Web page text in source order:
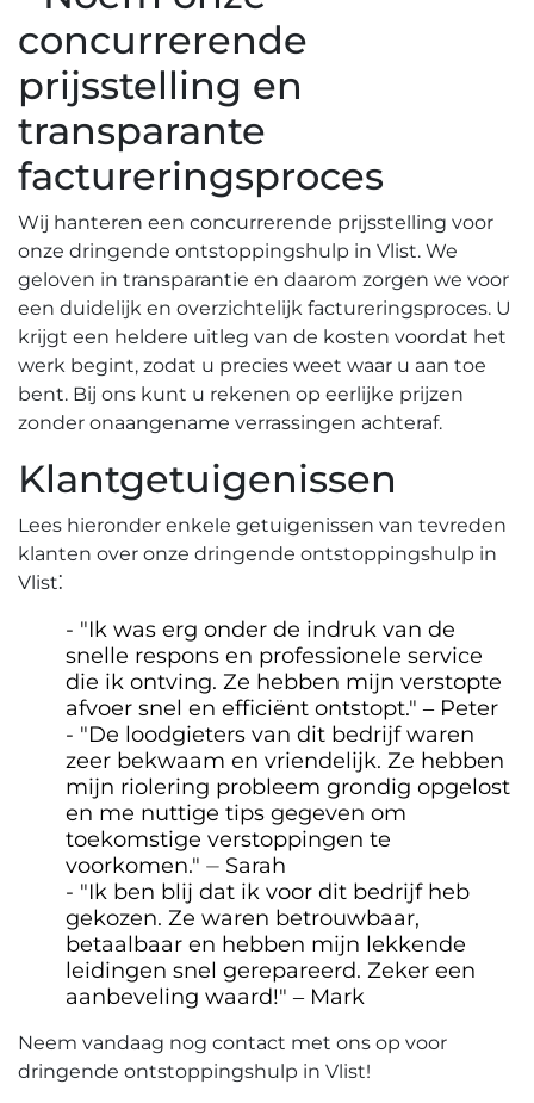
concurrerende
prijsstelling en
transparante
factureringsproces
Wij hanteren een concurrerende prijsstelling voor
onze dringende ontstoppingshulp in Vlist.​ We
geloven in transparantie en daarom zorgen we voor
een duidelijk en overzichtelijk factureringsproces.​ U
krijgt een heldere uitleg van de kosten voordat het
werk begint, zodat u precies weet waar u aan toe
bent.​ Bij ons kunt u rekenen op eerlijke prijzen
zonder onaangename verrassingen achteraf.​
Klantgetuigenissen
Lees hieronder enkele getuigenissen van tevreden
klanten over onze dringende ontstoppingshulp in
Vlist⁚
"Ik was erg onder de indruk van de
snelle respons en professionele service
die ik ontving.​ Ze hebben mijn verstopte
afvoer snel en efficiënt ontstopt.​" ‒ Peter
"De loodgieters van dit bedrijf waren
zeer bekwaam en vriendelijk.​ Ze hebben
mijn riolering probleem grondig opgelost
en me nuttige tips gegeven om
toekomstige verstoppingen te
voorkomen.​" ⏤ Sarah
"Ik ben blij dat ik voor dit bedrijf heb
gekozen.​ Ze waren betrouwbaar,
betaalbaar en hebben mijn lekkende
leidingen snel gerepareerd.​ Zeker een
aanbeveling waard!​" ‒ Mark
Neem vandaag nog contact met ons op voor
dringende ontstoppingshulp in Vlist!